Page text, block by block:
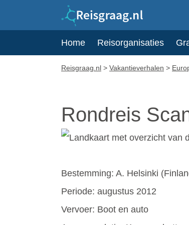
Home Reisorganisaties
Reisgraag.nl > Vakantieverhalen >
Rondreis
Bestemming: A. Helsinki
Periode: augustus 2012
Vervoer: Boot en auto